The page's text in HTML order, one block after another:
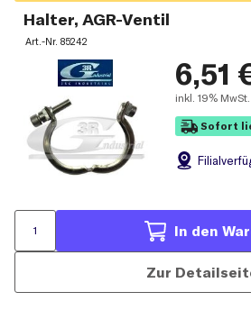
Halter, AGR-Ventil
Art.-Nr.85242
6,51
inkl. 19% MwSt.
Sofort
Filial
In den
Zur